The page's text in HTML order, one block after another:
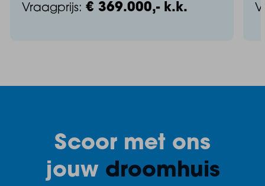
Vraagprijs: € 369.000,- k.k.
Scoor met ons
jouw droomhuis